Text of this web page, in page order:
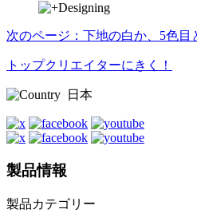
次のページ：下地の白か、5色目
トップクリエイターにきく！
日本
製品情報
製品カテゴリー